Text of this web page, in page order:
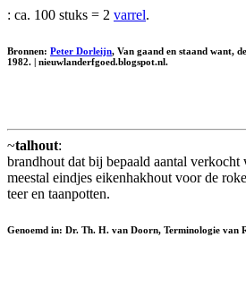
: ca. 100 stuks = 2 varrel.
Bronnen: Peter Dorleijn, Van gaand en staand want,
1982. | nieuwlanderfgoed.blogspot.nl.
~talhout:
brandhout dat bij bepaald aantal verkocht
meestal eindjes eikenhakhout voor de
teer en taanpotten.
Genoemd in: Dr. Th. H. van Doorn, Terminologie van